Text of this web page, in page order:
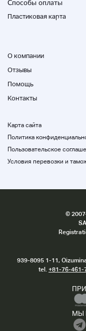
Способы оплаты
Пластиковая карта
О компании
Отзывы
Помощь
Контакты
Карта сайта
Политика
Пользовательское
Условия перевозки и
© 2007
939-8095 1-11,
tel. +81-76-461-
МЫ